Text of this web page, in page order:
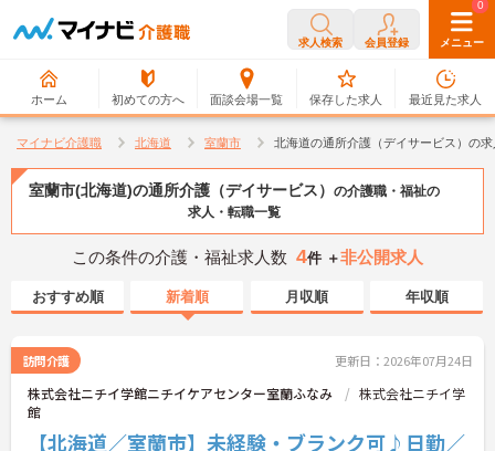
求人検索 会員登録 メニュー
ホーム 初めての方へ 面談会場一覧
0
保存した求人
0
最近見た求人
マイナビ介護職 北海道 室蘭市 北海道の通所介護（デイサービス）の
室蘭市(北海道)の通所介護（デイサービス） の介護職・福祉の
求人・転職一覧
この条件の介護・福祉求人数 4件 ＋非公開求人
おすすめ順 新着順 月収順 年収順
訪問介護 更新日：2026年07月24日
株式会社ニチイ学館ニチイケアセンター室蘭ふなみ
株式会社ニチイ学
館
【北海道／室蘭市】未経験・ブランク可♪日勤／